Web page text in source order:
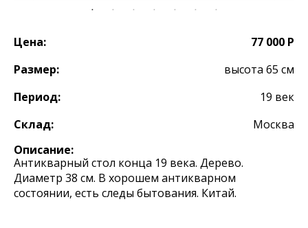
Цена:
77 000 Р
Размер:
высота 65 см
Период:
19 век
Склад:
Москва
Описание:
Антикварный стол конца 19 века. Дерево.
Диаметр 38 см. В хорошем антикварном
состоянии, есть следы бытования. Китай.